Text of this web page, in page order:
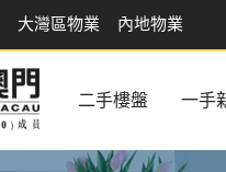
大灣區物業 內地物業
二手樓盤 一手